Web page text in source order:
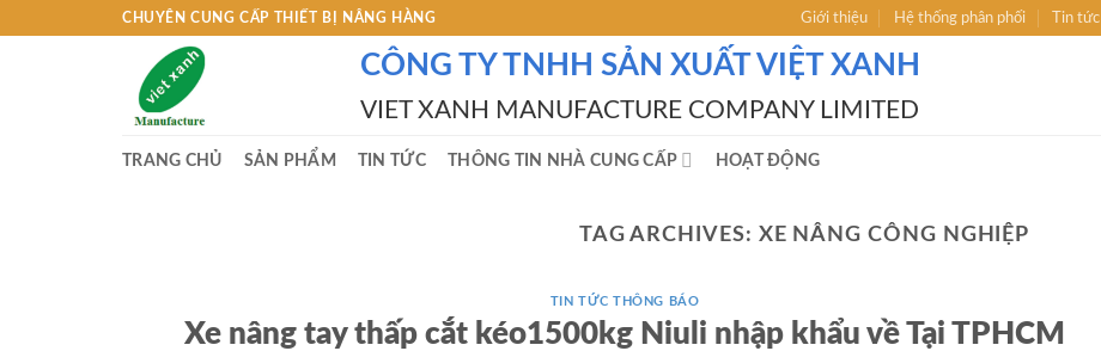
CHUYÊN CUNG CẤP THIẾT BỊ NÂNG HÀNG Giới thiệu Hệ thống phân phối Tin tức
CÔNG TY TNHH SẢN XUẤT VIỆT XANH
VIET XANH MANUFACTURE COMPANY LIMITED
TRANG CHỦ SẢN PHẨM TIN TỨC THÔNG TIN NHÀ CUNG CẤP HOẠT ĐỘNG
TAG ARCHIVES: XE NÂNG CÔNG NGHIỆP
TIN TỨC THÔNG BÁO
Xe nâng tay thấp cắt kéo1500kg Niuli nhập khẩu về Tại TPHCM